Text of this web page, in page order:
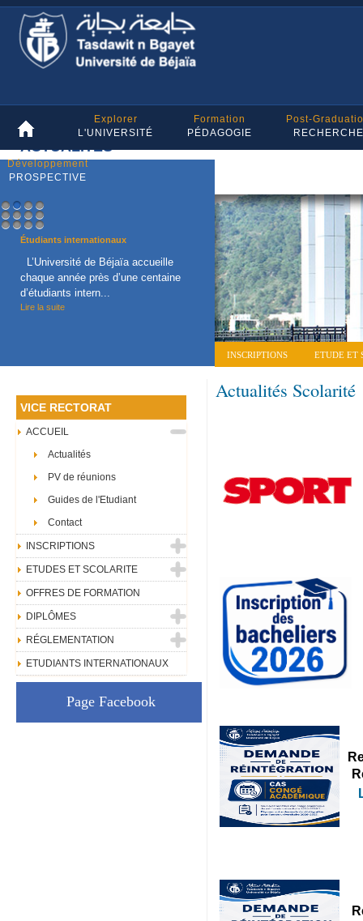
Explorer
L'UNIVERSITÉ
Formation
PÉDAGOGIE
Post-
RECHERCHE
Développement
PROSPECTIVE
ACTUALITES
1 2 3
4
5
6 7
8
1011 12
Étudiants internationaux
L’Université de Béjaïa accueille
chaque année près d’une centaine
d’étudiants intern...
Lire la suite
INSCRIPTIONS ETUDE ET
Actualités Scolarité
VICE RECTORAT
ACCUEIL
Actualités
PV de réunions
Guides de l'Etudiant
Contact
INSCRIPTIONS
ETUDES ET SCOLARITE
OFFRES DE FORMATION
DIPLÔMES
RÉGLEMENTATION
ETUDIANTS INTERNATIONAUX
Page Facebook